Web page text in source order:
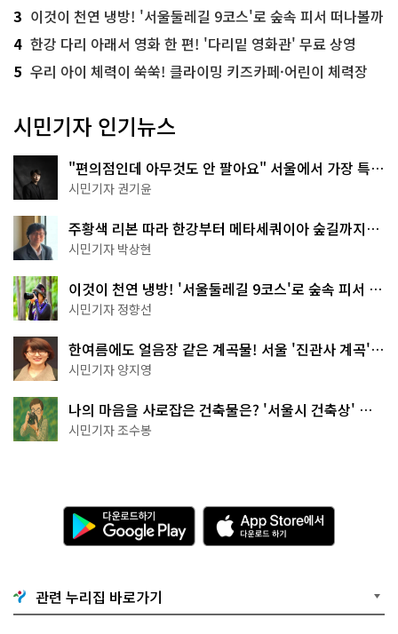
3 이것이 천연 냉방! '서울둘레길 9코스'로 숲속 피서 떠나볼까
4 한강 다리 아래서 영화 한 편! '다리밑 영화관' 무료 상영
5 우리 아이 체력이 쑥쑥! 클라이밍 키즈카페·어린이 체력장
시민기자 인기뉴스
"편의점인데 아무것도 안 팔아요" 서울에서 가장 특별
한 편의점의 정체
시민기자 권기윤
주황색 리본 따라 한강부터 메타세쿼이아 숲길까지…
서울둘레길 15코스
시민기자 박상현
이것이 천연 냉방! '서울둘레길 9코스'로 숲속 피서 떠
나볼까
시민기자 정향선
한여름에도 얼음장 같은 계곡물! 서울 '진관사 계곡'이
천국이네~
시민기자 양지영
나의 마음을 사로잡은 건축물은? '서울시 건축상' 수
상작 공개!
시민기자 조수봉
다
운
로
기
G
o
A
p
p
e
관련 누리집 바로가기